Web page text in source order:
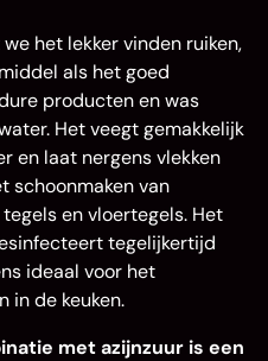
het lekker vinden ruiken,
als het goed
producten en was
Het veegt gemakkelijk
en laat nergens vlekken
schoonmaken van
en vloertegels. Het
tegelijkertijd
ideaal voor het
in de keuken.
met azijnzuur is een